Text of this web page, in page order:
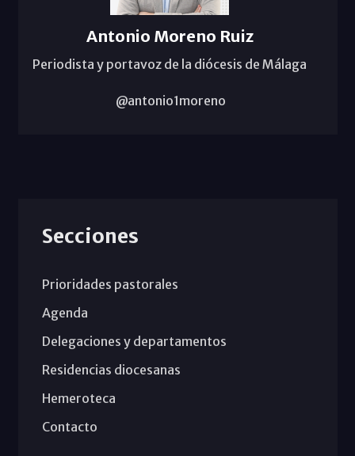
Antonio Moreno Ruiz
Periodista y portavoz de la diócesis de Málaga
@antonio1moreno
Secciones
Prioridades pastorales
Agenda
Delegaciones y departamentos
Residencias diocesanas
Hemeroteca
Contacto